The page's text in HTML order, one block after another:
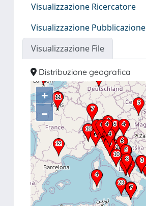
Visualizzazione Ricercatore
Visualizzazione Pubblicazione
Visualizzazione File
Distribuzione geografica
+
–